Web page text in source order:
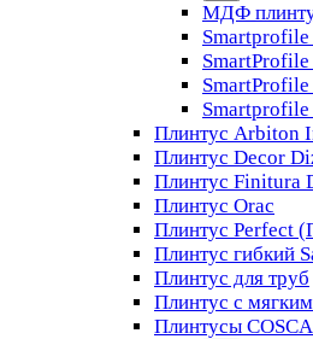
МДФ
Smartprofile
Плинтус Arbiton
Плинтус Decor
Плинтус Finitura
Плинтус Orac
Плинтус Perfect
Плинтус гибкий
Плинтус для труб
Плинтус с
Плинтусы